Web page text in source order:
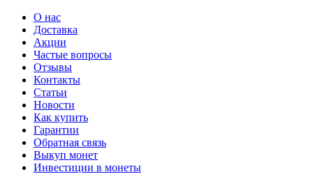
О нас
Доставка
Акции
Частые вопросы
Отзывы
Контакты
Статьи
Новости
Как купить
Гарантии
Обратная связь
Выкуп монет
Инвестиции в монеты